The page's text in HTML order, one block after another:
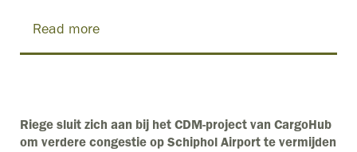
Read more
Riege sluit zich aan bij het CDM-project van CargoHub
om verdere congestie op Schiphol Airport te vermijden